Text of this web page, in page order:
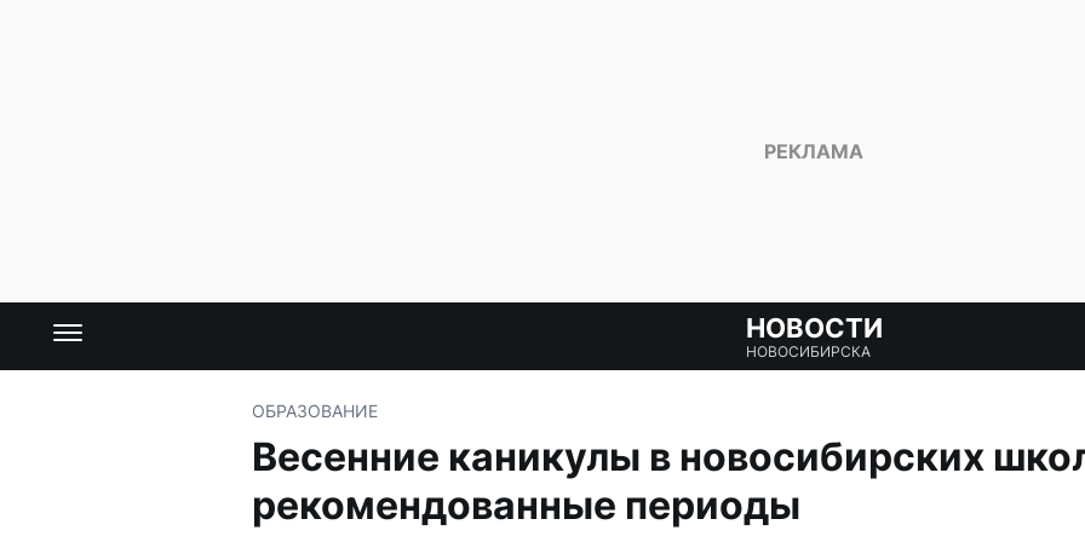
НОВОСТИ
НОВОСИБИРСКА
ОБРАЗОВАНИЕ
Весенние каникулы в новосибирских
рекомендованные периоды